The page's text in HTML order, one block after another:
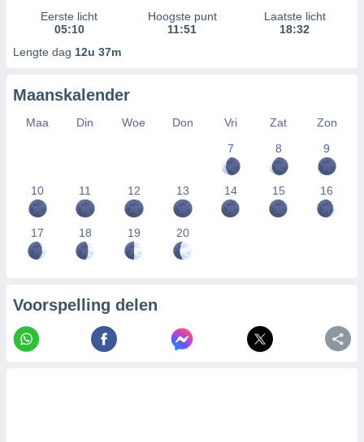
Eerste licht
05:10
Hoogste punt
11:51
Laatste licht
18:32
Lengte dag 12u 37m
Maanskalender
Maa Din Woe Don Vri Zat
Zon
7
8 9
10 11 12 13 14 15 16
17 18 19 20
Voorspelling delen